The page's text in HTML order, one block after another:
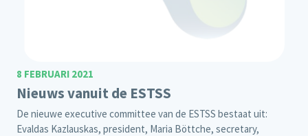
8 FEBRUARI 2021
Nieuws vanuit de ESTSS
De nieuwe executive committee van de ESTSS bestaat uit:
Evaldas Kazlauskas, president, Maria Böttche, secretary,